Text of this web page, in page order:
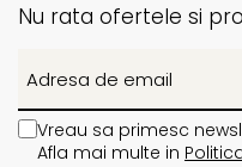
Nu rata ofertele si
Vreau sa primesc
Afla mai multe in